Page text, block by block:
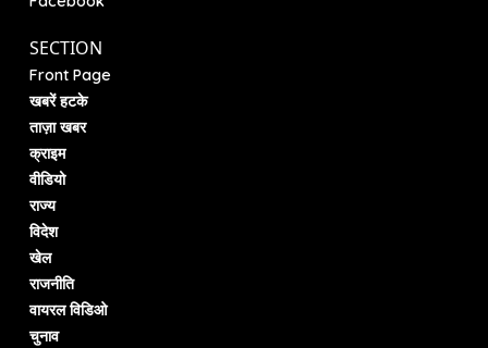
SECTION
Front Page
खबरें हटके
ताज़ा खबर
क्राइम
वीडियो
राज्य
विदेश
खेल
राजनीति
वायरल विडिओ
चुनाव